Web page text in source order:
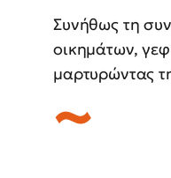
Συνήθως τη
οικημάτων,
μαρτυρώντας